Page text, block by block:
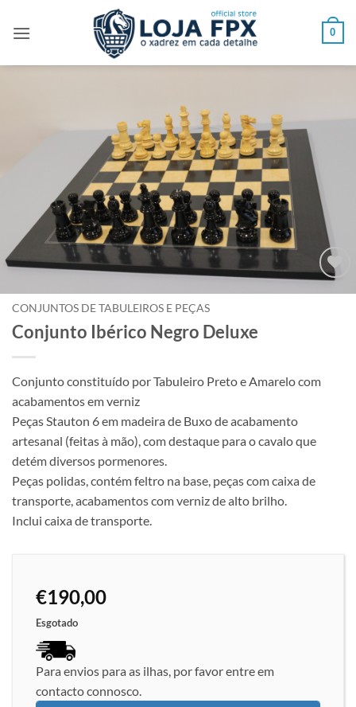
0
Adicionar
CONJUNTOS DE TABULEIROS E PEÇAS
Conjunto Ibérico Negro Deluxe
Conjunto constituído por Tabuleiro Preto e Amarelo com
acabamentos em verniz
Peças Stauton 6 em madeira de Buxo de acabamento
artesanal (feitas à mão), com destaque para o cavalo que
detém diversos pormenores.
Peças polidas, contém feltro na base, peças com caixa de
transporte, acabamentos com verniz de alto brilho.
Inclui caixa de transporte.
€190,00
Esgotado
Para envios para as ilhas, por favor entre em
contacto connosco.